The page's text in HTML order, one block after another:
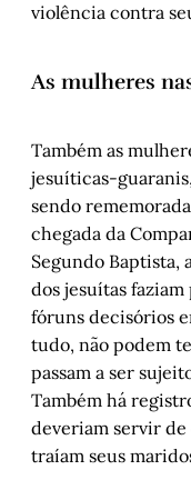
violência contra
As mulheres
Também as
jesuíticas-
sendo
chegada da
Segundo Baptista,
dos jesuítas
fóruns decisórios
tudo, não podem
passam a ser
Também há
deveriam servir de
traíam seus